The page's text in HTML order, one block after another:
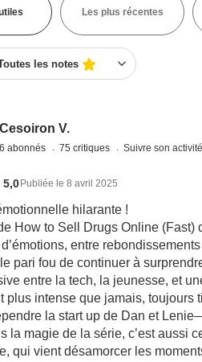
Les plus récentes
les notes
Cesoiron V.
6 abonnés 75 critiques Suivre son activité
5,0 Publiée le 8 avril 2025
hilarante !
How to Sell Drugs Online
entre
pari fou de continuer à
entre la tech, la jeunesse, et
plus intense que jamais,
la start up de Dan et
la magie de la série, c’est aussi
qui vient désamorcer les